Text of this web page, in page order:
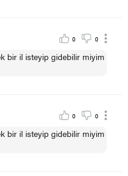
0 0
bir il isteyip gidebilir miyim
0 0
bir il isteyip gidebilir miyim